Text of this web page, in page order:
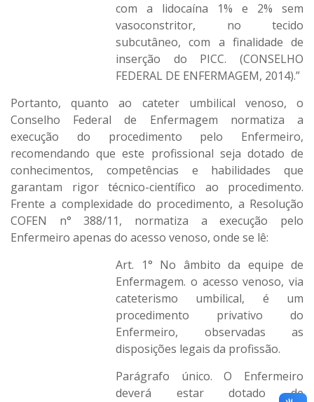
com a lidocaína 1% e 2% sem
vasoconstritor, no tecido
subcutâneo, com a finalidade de
inserção do PICC. (CONSELHO
FEDERAL DE ENFERMAGEM, 2014).”
Portanto, quanto ao cateter umbilical venoso, o
Conselho Federal de Enfermagem normatiza a
execução do procedimento pelo Enfermeiro,
recomendando que este profissional seja dotado de
conhecimentos, competências e habilidades que
garantam rigor técnico-científico ao procedimento.
Frente a complexidade do procedimento, a Resolução
COFEN n° 388/11, normatiza a execução pelo
Enfermeiro apenas do acesso venoso, onde se lê:
Art. 1° No âmbito da equipe de
Enfermagem. o acesso venoso, via
cateterismo umbilical, é um
procedimento privativo do
Enfermeiro, observadas as
disposições legais da profissão.
Parágrafo único. O Enfermeiro
deverá estar dotado de